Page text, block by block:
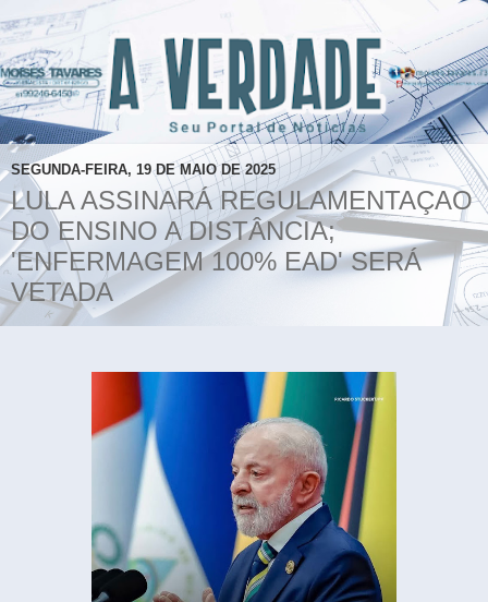
SEGUNDA-FEIRA, 19 DE MAIO DE 2025
LULA ASSINARÁ REGULAMENTAÇAO
DO ENSINO A DISTÂNCIA;
'ENFERMAGEM 100% EAD' SERÁ
VETADA